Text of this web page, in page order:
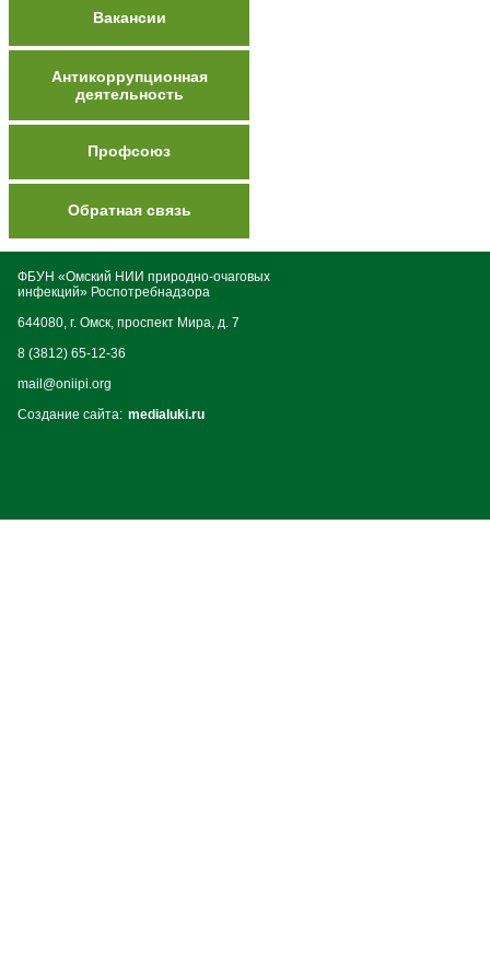
Вакансии
Антикоррупционная
деятельность
Профсоюз
Обратная связь
ФБУН «Омский НИИ природно-очаговых
инфекций» Роспотребнадзора
644080, г. Омск, проспект Мира, д. 7
8 (3812) 65-12-36
mail@oniipi.org
Создание сайта: medialuki.ru